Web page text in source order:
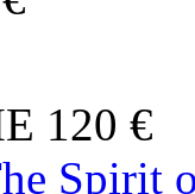
120 €
Spirit